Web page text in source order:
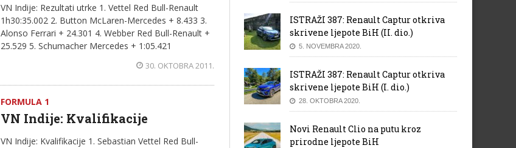
VN Indije: Rezultati utrke 1. Vettel Red Bull-Renault
1h30:35.002 2. Button McLaren-Mercedes + 8.433 3.
Alonso Ferrari + 24.301 4. Webber Red Bull-Renault +
25.529 5. Schumacher Mercedes + 1:05.421
30. OKTOBRA 2011.
FORMULA 1
VN Indije: Kvalifikacije
VN Indije: Kvalifikacije 1. Sebastian Vettel Red Bull-
ISTRAŽI 387: Renault Captur otkriva
skrivene ljepote BiH (II. dio.)
5. NOVEMBRA 2020.
ISTRAŽI 387: Renault Captur otkriva
skrivene ljepote BiH (I. dio.)
28. OKTOBRA 2020.
Novi Renault Clio na putu kroz
prirodne ljepote BiH